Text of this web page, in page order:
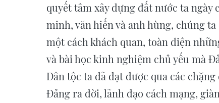
quyết tâm xây dựng đất nước ta ngày
minh, văn hiến và anh hùng, chúng
một cách khách quan, toàn diện
và bài học kinh nghiệm chủ yếu mà
Dân tộc ta đã đạt được qua các chặng
Đảng ra đời, lãnh đạo cách mạng,